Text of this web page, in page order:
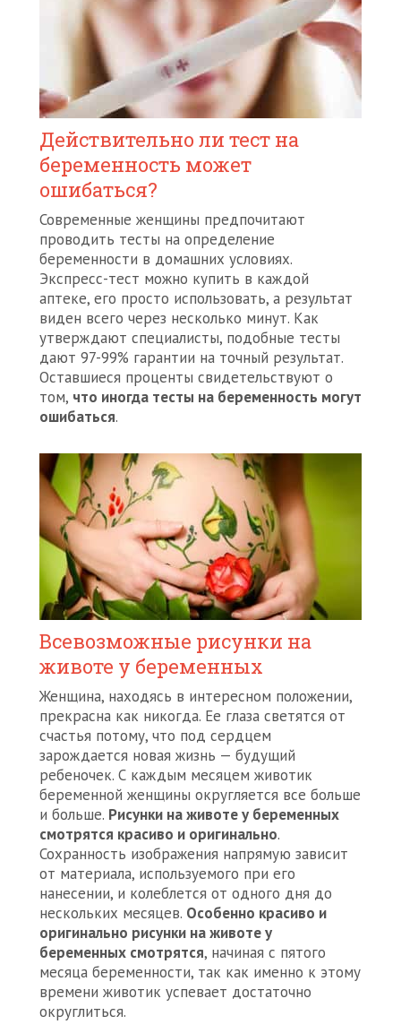
Действительно ли тест на
беременность может
ошибаться?
Современные женщины предпочитают
проводить тесты на определение
беременности в домашних условиях.
Экспресс-тест можно купить в каждой
аптеке, его просто использовать, а результат
виден всего через несколько минут. Как
утверждают специалисты, подобные тесты
дают 97-99% гарантии на точный результат.
Оставшиеся проценты свидетельствуют о
том, что иногда тесты на беременность могут
ошибаться.
Всевозможные рисунки на
животе у беременных
Женщина, находясь в интересном положении,
прекрасна как никогда. Ее глаза светятся от
счастья потому, что под сердцем
зарождается новая жизнь — будущий
ребеночек. С каждым месяцем животик
беременной женщины округляется все больше
и больше. Рисунки на животе у беременных
смотрятся красиво и оригинально.
Сохранность изображения напрямую зависит
от материала, используемого при его
нанесении, и колеблется от одного дня до
нескольких месяцев. Особенно красиво и
оригинально рисунки на животе у
беременных смотрятся, начиная с пятого
месяца беременности, так как именно к этому
времени животик успевает достаточно
округлиться.